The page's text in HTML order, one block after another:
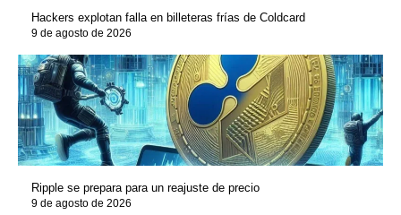
Hackers explotan falla en billeteras frías de Coldcard
9 de agosto de 2026
Ripple se prepara para un reajuste de precio
9 de agosto de 2026